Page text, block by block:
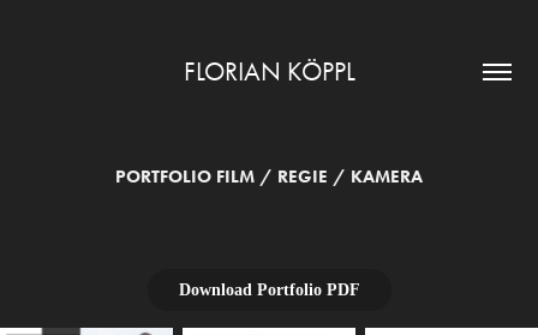
FLORIAN KÖPPL
PORTFOLIO FILM / REGIE / KAMERA
Download Portfolio PDF